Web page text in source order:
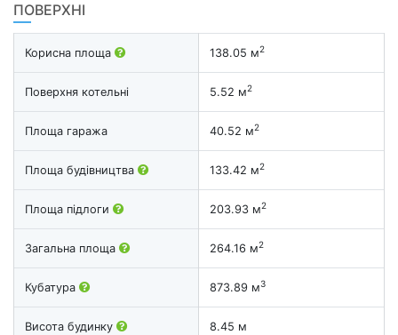
ПОВЕРХНІ
Корисна площа 138.05 м2
Поверхня котельні 5.52 м2
Площа гаража 40.52 м2
Площа будівництва 133.42 м2
Площа підлоги 203.93 м2
Загальна площа 264.16 м2
Кубатура 873.89 м3
Висота будинку 8.45 м